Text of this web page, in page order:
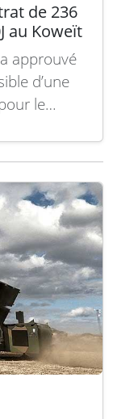
de 236
au Koweït
approuvé
d’une
le
de
Lire la